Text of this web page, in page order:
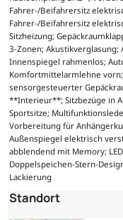
Fahrer-/Beifahrersitz
Fahrer-/Beifahrersitz
Sitzheizung;
3-Zonen;
Innenspiegel rahmenlos;
Komfortmittelarmlehne
sensorgesteuerter
**Interieur**; Sitzbezüge in
Sportsitze;
Vorbereitung für
Außenspiegel elektrisch
abblendend mit Memory;
Doppelspeichen-Stern-
Lackierung
Standort